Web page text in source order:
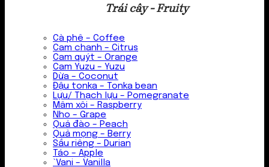
Trái cây - Fruity
Cà phê – Coffee
Cam chanh – Citrus
Cam quýt – Orange
Cam Yuzu – Yuzu
Dừa – Coconut
Đậu tonka – Tonka bean
Lựu/ Thạch lựu – Pomegranate
Mâm xôi – Raspberry
Nho – Grape
Quả đào – Peach
Quả mọng – Berry
Sầu riêng – Durian
Táo – Apple
`Vani – Vanilla